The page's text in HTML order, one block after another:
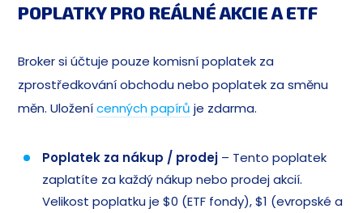
POPLATKY PRO REÁLNÉ AKCIE A ETF
Broker si účtuje pouze komisní poplatek za
zprostředkování obchodu nebo poplatek za směnu
měn. Uloženícenných papírů je zdarma.
Poplatek za nákup / prodej – Tento poplatek
zaplatíte za každý nákup nebo prodej akcií.
Velikost poplatku je $0 (ETF fondy), $1 (evropské a